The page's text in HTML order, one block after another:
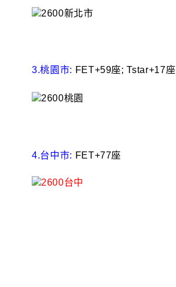
3.桃園市: FET+59座; Tstar+17座
4.台中市: FET+77座